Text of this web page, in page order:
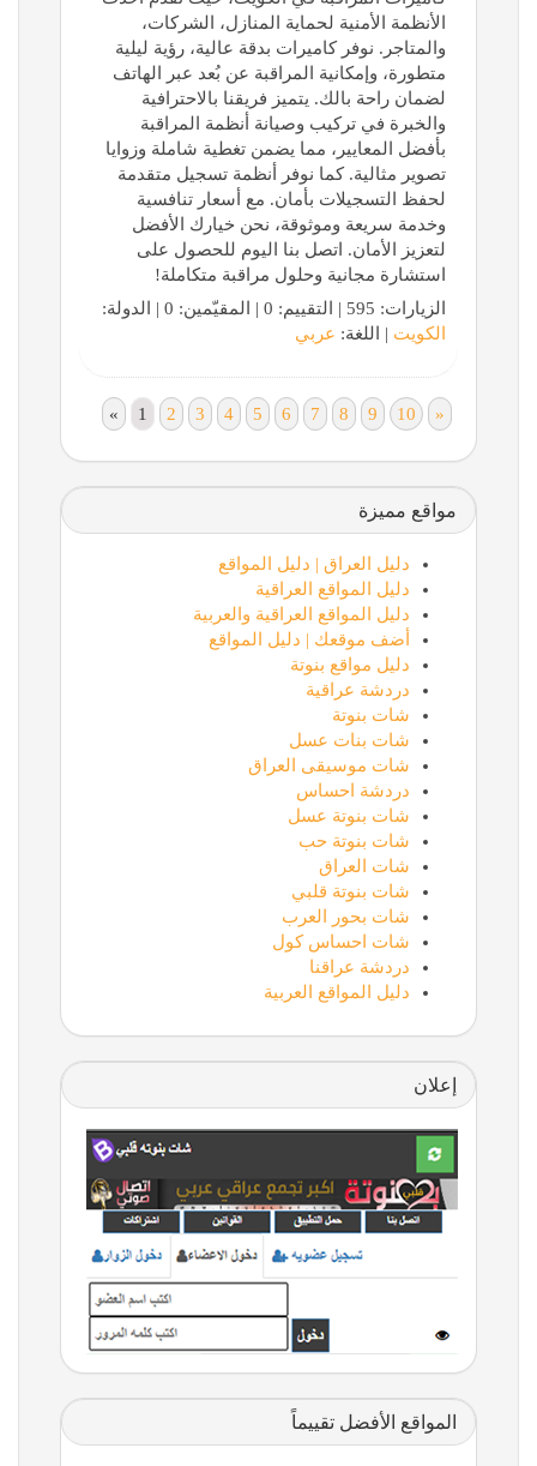
الأنظمة الأمنية لحماية المنازل، الشركات،
والمتاجر. نوفر كاميرات بدقة عالية، رؤية ليلية
متطورة، وإمكانية المراقبة عن بُعد عبر الهاتف
لضمان راحة بالك. يتميز فريقنا بالاحترافية
والخبرة في تركيب وصيانة أنظمة المراقبة
بأفضل المعايير، مما يضمن تغطية شاملة وزوايا
تصوير مثالية. كما نوفر أنظمة تسجيل متقدمة
لحفظ التسجيلات بأمان. مع أسعار تنافسية
وخدمة سريعة وموثوقة، نحن خيارك الأفضل
لتعزيز الأمان. اتصل بنا اليوم للحصول على
استشارة مجانية وحلول مراقبة متكاملة!
الزيارات: 595 | التقييم: 0 | المقيّمين: 0 | الدولة:
الكويت | اللغة: عربي
« 1 2 3 4 5 6 7 8 9 10 »
مواقع مميزة
دليل العراق | دليل المواقع
دليل المواقع العراقية
دليل المواقع العراقية والعربية
أضف موقعك | دليل المواقع
دليل مواقع بنوتة
دردشة عراقية
شات بنوتة
شات بنات عسل
شات موسيقى العراق
دردشة احساس
شات بنوتة عسل
شات بنوتة حب
شات العراق
شات بنوتة قلبي
شات بحور العرب
شات احساس كول
دردشة عراقنا
دليل المواقع العربية
إعلان
المواقع الأفضل تقييماً